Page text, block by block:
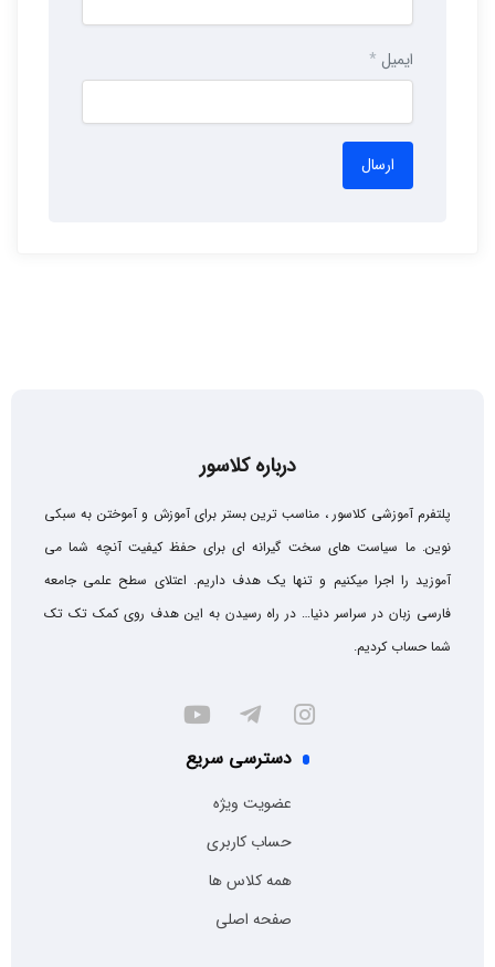
ایمیل *
درباره کلاسور
پلتفرم آموزشی کلاسور ، مناسب ترین بستر برای آموزش و آموختن به سبکی
نوین. ما سیاست های سخت گیرانه ای برای حفظ کیفیت آنچه شما می
آموزید را اجرا میکنیم و تنها یک هدف داریم. اعتلای سطح علمی جامعه
فارسی زبان در سراسر دنیا… در راه رسیدن به این هدف روی کمک تک تک
شما حساب کردیم.
دسترسی سریع
عضویت ویژه
حساب کاربری
همه کلاس ها
صفحه اصلی